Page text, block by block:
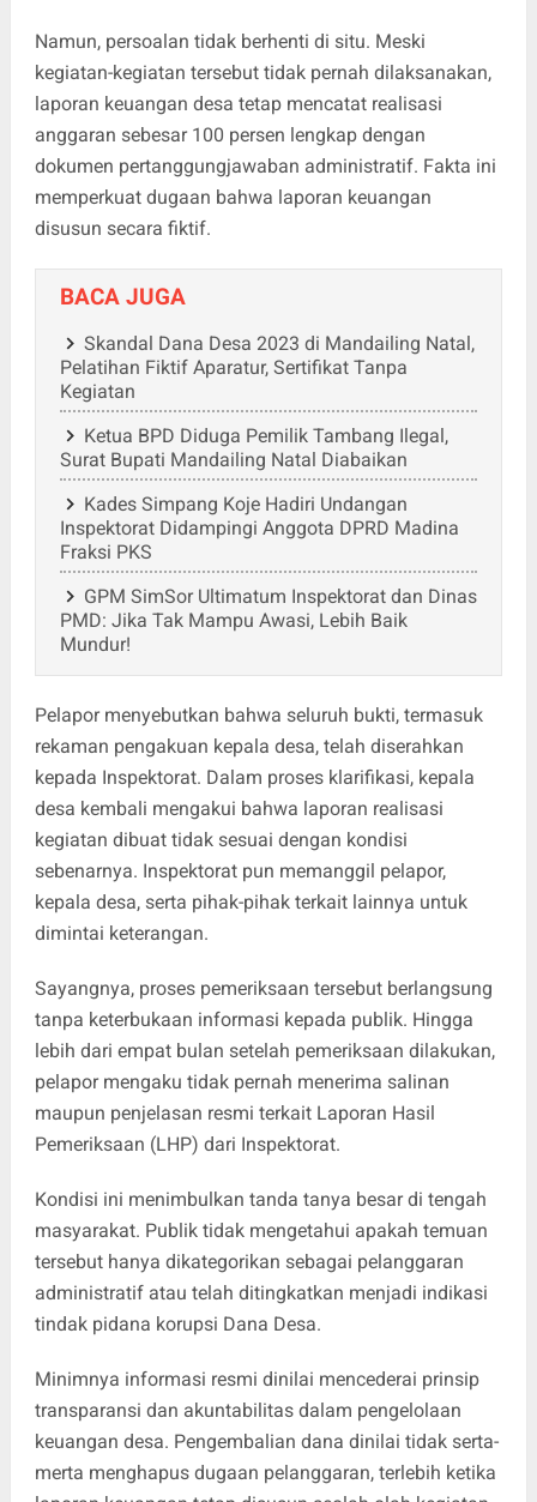
Namun, persoalan tidak berhenti di situ. Meski
kegiatan-kegiatan tersebut tidak pernah dilaksanakan,
laporan keuangan desa tetap mencatat realisasi
anggaran sebesar 100 persen lengkap dengan
dokumen pertanggungjawaban administratif. Fakta ini
memperkuat dugaan bahwa laporan keuangan
disusun secara fiktif.
BACA JUGA
Skandal Dana Desa 2023 di Mandailing Natal,
Pelatihan Fiktif Aparatur, Sertifikat Tanpa
Kegiatan
Ketua BPD Diduga Pemilik Tambang Ilegal,
Surat Bupati Mandailing Natal Diabaikan
Kades Simpang Koje Hadiri Undangan
Inspektorat Didampingi Anggota DPRD Madina
Fraksi PKS
GPM SimSor Ultimatum Inspektorat dan Dinas
PMD: Jika Tak Mampu Awasi, Lebih Baik
Mundur!
Pelapor menyebutkan bahwa seluruh bukti, termasuk
rekaman pengakuan kepala desa, telah diserahkan
kepada Inspektorat. Dalam proses klarifikasi, kepala
desa kembali mengakui bahwa laporan realisasi
kegiatan dibuat tidak sesuai dengan kondisi
sebenarnya. Inspektorat pun memanggil pelapor,
kepala desa, serta pihak-pihak terkait lainnya untuk
dimintai keterangan.
Sayangnya, proses pemeriksaan tersebut berlangsung
tanpa keterbukaan informasi kepada publik. Hingga
lebih dari empat bulan setelah pemeriksaan dilakukan,
pelapor mengaku tidak pernah menerima salinan
maupun penjelasan resmi terkait Laporan Hasil
Pemeriksaan (LHP) dari Inspektorat.
Kondisi ini menimbulkan tanda tanya besar di tengah
masyarakat. Publik tidak mengetahui apakah temuan
tersebut hanya dikategorikan sebagai pelanggaran
administratif atau telah ditingkatkan menjadi indikasi
tindak pidana korupsi Dana Desa.
Minimnya informasi resmi dinilai mencederai prinsip
transparansi dan akuntabilitas dalam pengelolaan
keuangan desa. Pengembalian dana dinilai tidak serta-
merta menghapus dugaan pelanggaran, terlebih ketika